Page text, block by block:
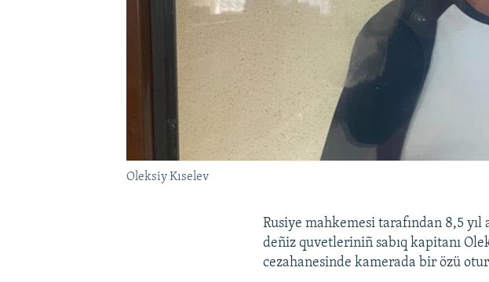
Oleksiy Kıselev
Rusiye mahkemesi tarafından 8,5
deñiz quvetleriniñ sabıq kapitanı
cezahanesinde kamerada bir özü